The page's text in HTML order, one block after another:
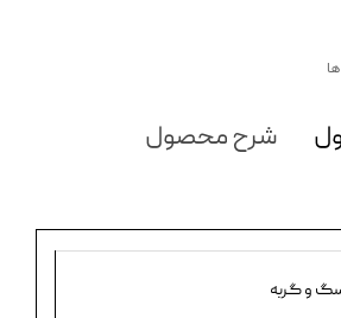
شرح محصول
و گربه